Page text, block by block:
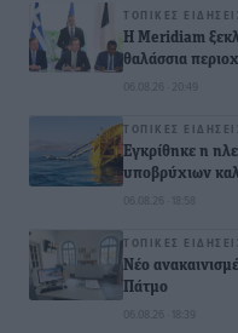
ΤΟΠΙΚΈΣ
Η Meridiam
θαλάσσια
06.08.26 · 20:49
ΤΟΠΙΚΈΣ
Εγκρίθηκε η
υποβρύχιων
06.08.26 · 18:58
ΤΟΠΙΚΈΣ
Νέο
Πάτμο
06.08.26 · 18:39